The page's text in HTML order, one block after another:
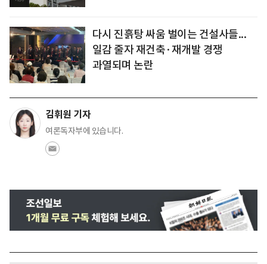
다시 진흙탕 싸움 벌이는 건설사들...
일감 줄자 재건축·재개발 경쟁
과열되며 논란
김휘원 기자
여론독자부에 있습니다.